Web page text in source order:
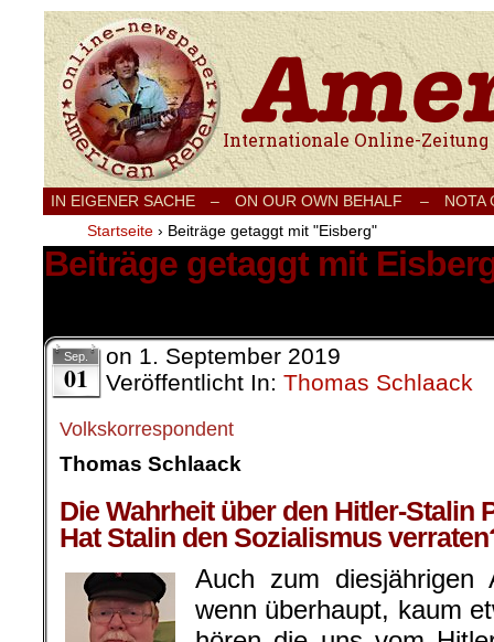
Internationale Onlinezeitung für Frieden,
IN EIGENER SACHE – ON OUR OWN BEHALF –
NOTA
Startseite › Beiträge getaggt mit "Eisberg"
Beiträge getaggt mit
Sep.
01
on 1. September 2019
Veröffentlicht In: Thomas Schlaack
Volkskorrespondent
Thomas Schlaack
Die Wahrheit über den Hitler-Stalin
Hat Stalin den Sozialismus
Auch zum diesjährigen
wenn überhaupt, kaum